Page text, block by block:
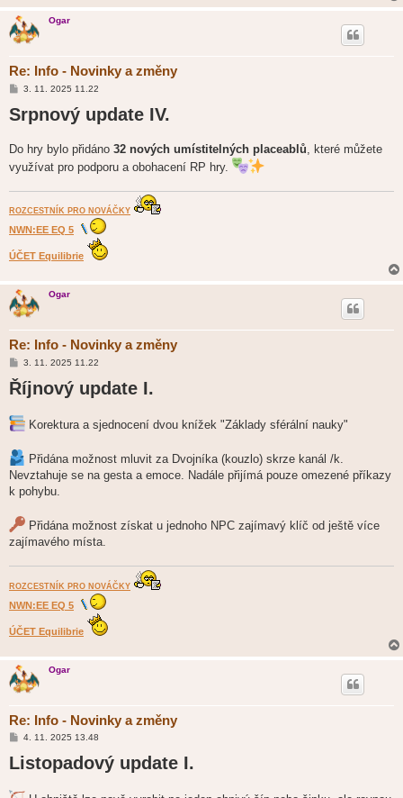
Ogar
Re: Info - Novinky a změny
P
í
s
v
e
k
3. 11. 2025 11.22
Srpnový update IV.
Do hry bylo přidáno 32 nových umístitelných placeablů , které můžete
využívat pro podporu a obohacení RP hry.
ROZCESTNÍK PRO NOVÁČKY
NWN:EE EQ 5
ÚČET Equilibrie
Ogar
Re: Info - Novinky a změny
P
í
s
ě
v
k
3. 11. 2025 11.22
Říjnový update I.
Korektura a sjednocení dvou knížek "Základy sférální nauky"
Přidána možnost mluvit za Dvojníka (kouzlo) skrze kanál /k.
Nevztahuje se na gesta a emoce. Nadále přijímá pouze omezené příkazy
k pohybu.
Přidána možnost získat u jednoho NPC zajímavý klíč od ještě více
zajímavého místa.
ROZCESTNÍK PRO NOVÁČKY
NWN:EE EQ 5
ÚČET Equilibrie
Ogar
Re: Info - Novinky a změny
P
í
s
ě
4. 11. 2025 13.48
Listopadový update I.